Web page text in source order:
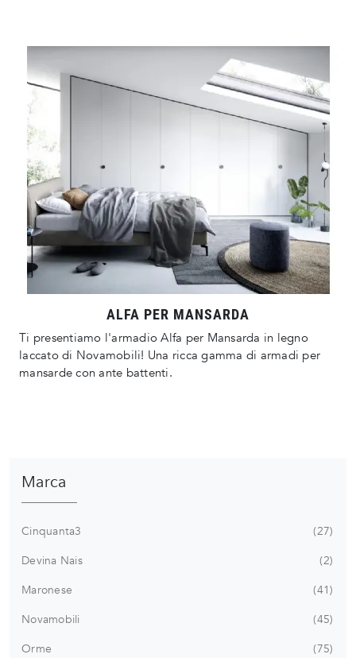
ALFA PER MANSARDA
Ti presentiamo l'armadio Alfa per Mansarda in legno
laccato di Novamobili! Una ricca gamma di armadi per
mansarde con ante battenti.
Marca
Cinquanta3
27
Devina Nais
2
Maronese
41
Novamobili
45
Orme
75